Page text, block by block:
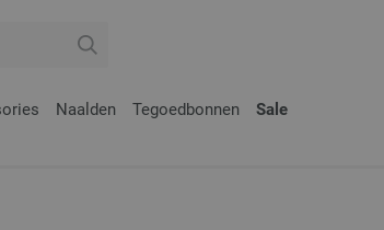
Naalden Tegoedbonnen Sale